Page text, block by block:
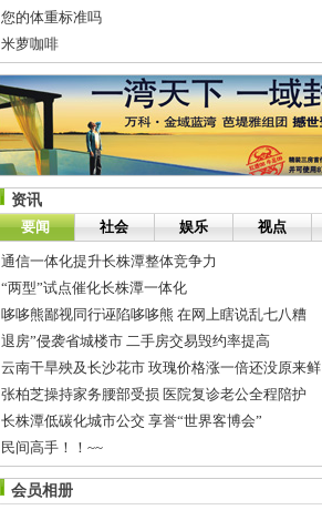
您的体重标准吗
米萝咖啡
资讯
要闻
社会 娱乐 视点
通信一体化提升长株潭整体竞争力
“两型”试点催化长株潭一体化
哆哆熊鄙视同行诬陷哆哆熊 在网上瞎说乱七八糟
退房”侵袭省城楼市 二手房交易毁约率提高
云南干旱殃及长沙花市 玫瑰价格涨一倍还没原来鲜
张柏芝操持家务腰部受损 医院复诊老公全程陪护
长株潭低碳化城市公交 享誉“世界客博会”
民间高手！！~~
[星座测试]你不适合跟谁在一起
预防CPU烧毁的几点经验
会员相册